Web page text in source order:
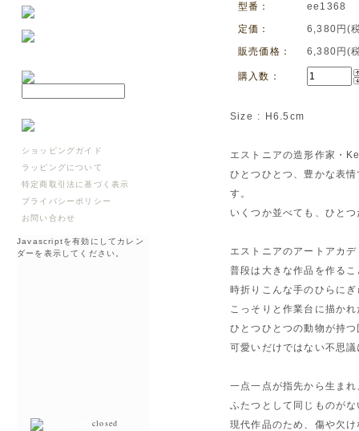
型番：
ee1368
定価：
6,380円(
販売価格：
6,380円(
購入数：
Size : H6.5cm
エストニアの造形作家・
ひとつひとつ、豊かな表
す。
いくつか並べても、ひと
エストニアのアートアカ
普段は大きな作品を作る
時折りこんな手のひらに
こっそりと作業台に描か
ひとつひとつの動物が持
可愛いだけではない不思
一点一点が指先から生ま
ふたつとして同じものが
現代作品のため、傷や欠
ショッピングガイド
ラッピングについて
特定商取引法に基づく表示
プライバシーポリシー
お問い合わせ
Javascriptを有効にしてカレン
ダーを表示してください。
closed